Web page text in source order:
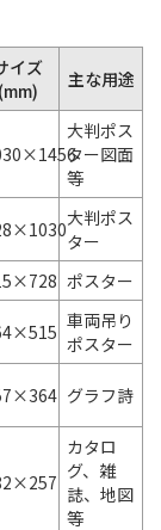
イズ
(mm)
主な用途
大判ポス
ター図面
等
大判ポス
ター
ポスター
車両吊り
ポスター
グラフ詩
カタロ
グ、雑
誌、地図
等